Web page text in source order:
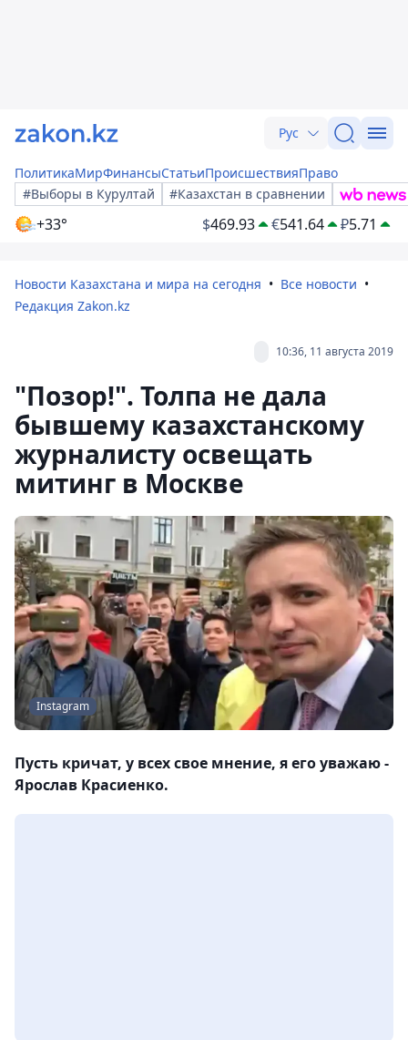
Рус
ПолитикаМирФинансыСтатьиПроисшествияПраво
#Выборы в Курултай
#Казахстан в сравнении
+33° $469.93 €541.64 ₽5.71
Новости Казахстана и мира на сегодня
Все новости
Редакция Zakon.kz
10:36, 11 августа 2019
"Позор!". Толпа не дала
бывшему казахстанскому
журналисту освещать
митинг в Москве
Instagram
Пусть кричат, у всех свое мнение, я его уважаю -
Ярослав Красиенко.